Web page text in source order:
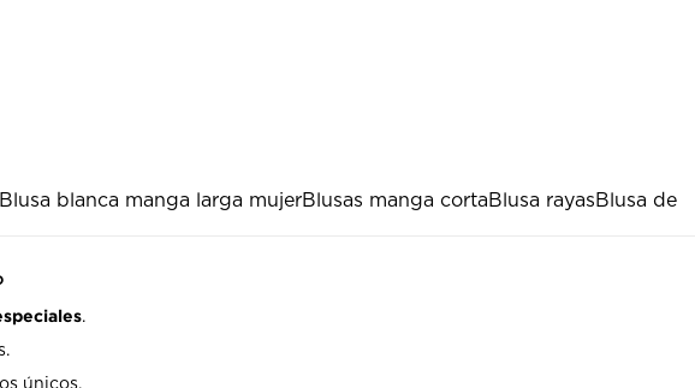
Blusa blanca manga larga mujerBlusas manga cortaBlusa rayasBlusa de
.